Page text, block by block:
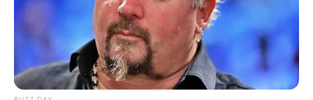
O SINCOSAM reafirma o compromisso e respeito, valorizando o
diálogo e a liberdade sindical.